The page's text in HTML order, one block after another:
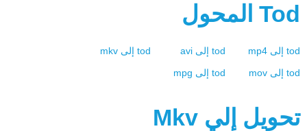
Tod المحول
tod إلى mp4
tod إلى avi
tod إلى mkv
tod إلى mov
tod إلى mpg
تحويل إلي Mkv